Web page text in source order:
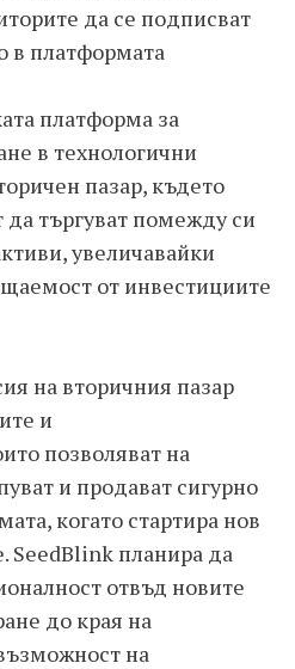
да се подписват
в платформата
платформа за
в технологични
пазар, където
да търгуват помежду си
,увеличавайки
от инвестициите
на вторичния пазар
и
позволяват на
и продават сигурно
, когато стартира нов
. SeedBlink планира да
отвъд новите
до края на
на